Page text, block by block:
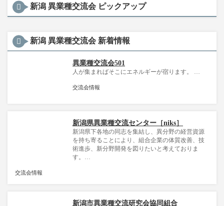
新潟 異業種交流会 ピックアップ
新潟 異業種交流会 新着情報
異業種交流会501
人が集まればそこにエネルギーが宿ります。 …
交流会情報
新潟県異業種交流センター［niks］
新潟県下各地の同志を集結し、異分野の経営資源
を持ち寄ることにより、組合企業の体質改善、技
術進歩、新分野開発を図りたいと考えておりま
す。…
交流会情報
新潟市異業種交流研究会協同組合